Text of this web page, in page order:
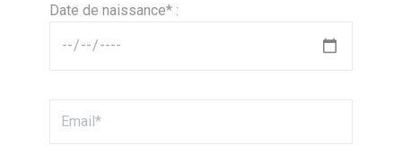
Date de naissance* :